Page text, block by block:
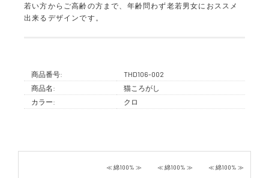
若い方からご高齢の方まで、年齢問わず老若男女におススメ
出来るデザインです。
商品番号:
THD106-002
商品名:
猫ころがし
カラー:
クロ
≪ 綿100% ≫ ≪ 綿100% ≫ ≪ 綿100% ≫